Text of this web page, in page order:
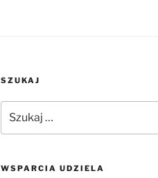
SZUKAJ
WSPARCIA UDZIELA